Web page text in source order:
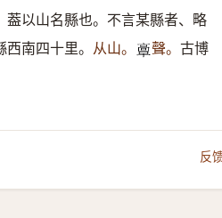
以山名縣也。不言某縣者、略
南四十里。 从山。 𩫏 聲。 古博
反